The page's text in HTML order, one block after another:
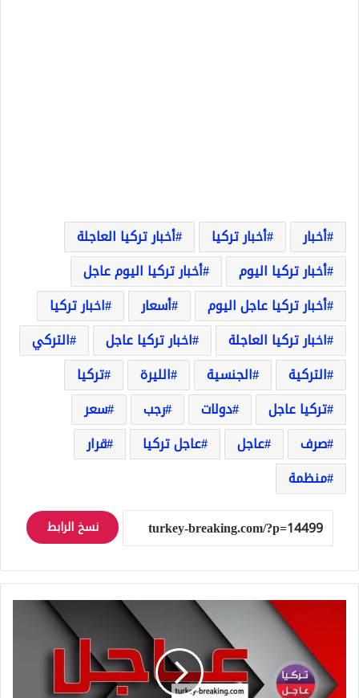
أخبار أخبار تركيا
أخبار تركيا العاجلة
أخبار تركيا اليوم
أخبار تركيا اليوم عاجل
أخبار تركيا عاجل اليوم
أسعار
اخبار تركيا
اخبار تركيا العاجلة
اخبار تركيا عاجل
التركي
التركية
الجنسية الليرة
تركيا
تركيا عاجل
دولات رجب
سعر
صرف
عاجل عاجل تركيا
قرار
منظمة
نسخ الرابط
المتحدة
تعلن
رسميًا